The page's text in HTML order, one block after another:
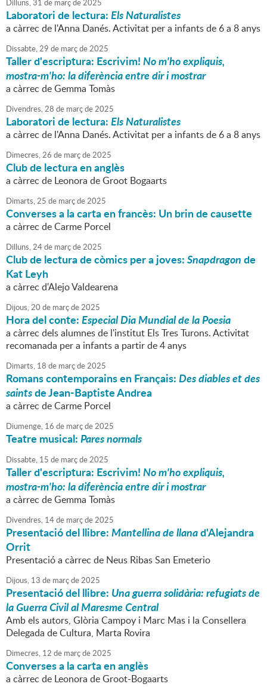
Dilluns,31 de marçde2025
Laboratori de lectura:Els Naturalistes
a càrrec de l'Anna Danés. Activitat per a infants de 6 a 8 anys
Dissabte,29 de marçde2025
Taller d'escriptura: Escrivim!No m'ho expliquis,
mostra-m'ho: la diferència entre dir i mostrar
a càrrec de Gemma Tomàs
Divendres,28 de marçde2025
Laboratori de lectura:Els Naturalistes
a càrrec de l'Anna Danés. Activitat per a infants de 6 a 8 anys
Dimecres,26 de marçde2025
Club de lectura en anglès
a càrrec de Leonora de Groot Bogaarts
Dimarts,25 de marçde2025
Converses a la carta en francès: Un brin de causette
a càrrec de Carme Porcel
Dilluns,24de marçde2025
Club de lectura de còmics per a joves:Snapdragonde
Kat Leyh
a càrrec d'Alejo Valdearena
Dijous,20 de marçde2025
Hora del conte:Especial Dia Mundial de la Poesia
a càrrec dels alumnes de l'institut Els Tres Turons. Activitat
recomanada per a infants a partir de 4 anys
Dimarts, 18 de marçde2025
Romans contemporains en Français:Des diables et des
saintsde Jean-Baptiste Andrea
a càrrec de Carme Porcel
Diumenge, 16 de marçde2025
Teatre musical:Pares normals
Dissabte, 15 de marçde2025
Taller d'escriptura: Escrivim!No m'ho expliquis,
mostra-m'ho: la diferència entre dir i mostrar
a càrrec de Gemma Tomàs
Divendres, 14de marçde2025
Presentació del llibre:Mantellina de llanad'Alejandra
Orrit
Presentació a càrrec de Neus Ribas San Emeterio
Dijous, 13 de marçde2025
Presentació del llibre: Una guerra solidària: refugiats de
la Guerra Civil al Maresme Central
Amb els autors, Glòria Campoy i Marc Mas i la Consellera
Delegada de Cultura, Marta Rovira
Dimecres, 12 de marçde2025
Converses a la carta en anglès
a càrrec de Leonora de Groot-Bogaarts